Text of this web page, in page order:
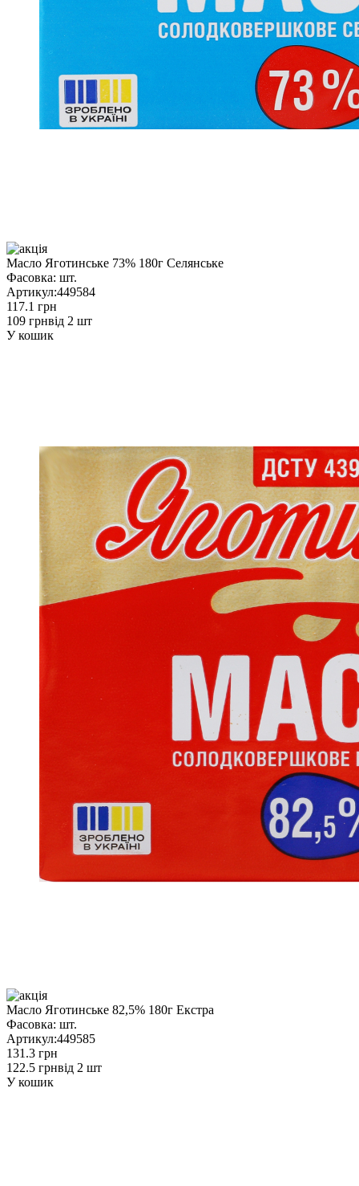
Масло Яготинське 73% 180г Селянське
Фасовка: шт.
Артикул:449584
117.1 грн
109 грнвід 2 шт
У кошик
Масло Яготинське 82,5% 180г Екстра
Фасовка: шт.
Артикул:449585
131.3 грн
122.5 грнвід 2 шт
У кошик